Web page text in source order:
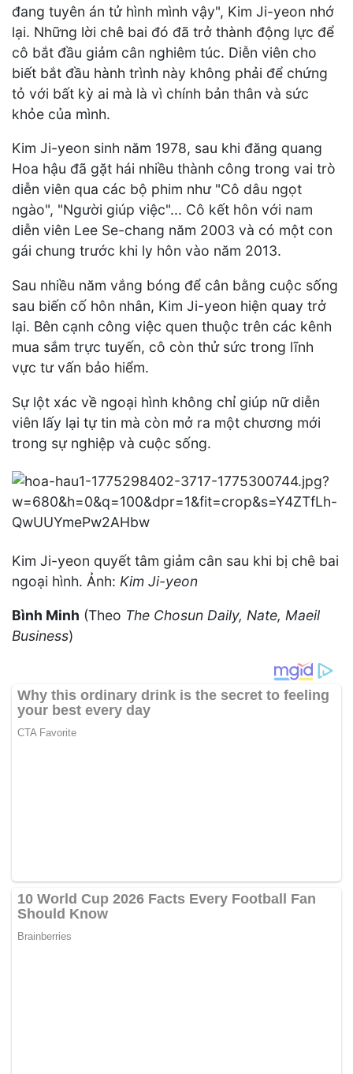
đang tuyên án tử hình mình vậy", Kim Ji-yeon nhớ
lại. Những lời chê bai đó đã trở thành động lực để
cô bắt đầu giảm cân nghiêm túc. Diễn viên cho
biết bắt đầu hành trình này không phải để chứng
tỏ với bất kỳ ai mà là vì chính bản thân và sức
khỏe của mình.
Kim Ji-yeon sinh năm 1978, sau khi đăng quang
Hoa hậu đã gặt hái nhiều thành công trong vai trò
diễn viên qua các bộ phim như "Cô dâu ngọt
ngào", "Người giúp việc"... Cô kết hôn với nam
diễn viên Lee Se-chang năm 2003 và có một con
gái chung trước khi ly hôn vào năm 2013.
Sau nhiều năm vắng bóng để cân bằng cuộc sống
sau biến cố hôn nhân, Kim Ji-yeon hiện quay trở
lại. Bên cạnh công việc quen thuộc trên các kênh
mua sắm trực tuyến, cô còn thử sức trong lĩnh
vực tư vấn bảo hiểm.
Sự lột xác về ngoại hình không chỉ giúp nữ diễn
viên lấy lại tự tin mà còn mở ra một chương mới
trong sự nghiệp và cuộc sống.
Kim Ji-yeon quyết tâm giảm cân sau khi bị chê bai
ngoại hình. Ảnh: Kim Ji-yeon
Bình Minh (Theo The Chosun Daily, Nate, Maeil
Business)